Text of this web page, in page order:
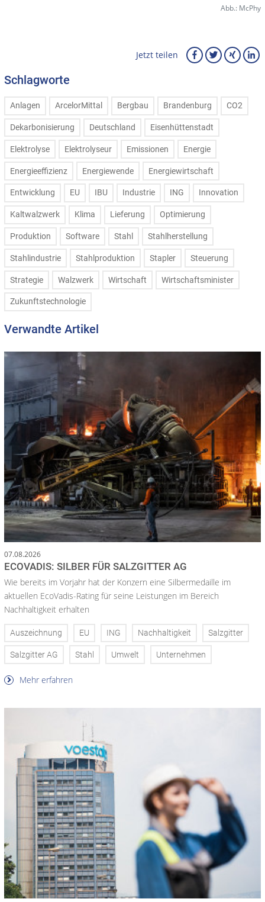
Abb.: McPhy
Jetzt teilen
Schlagworte
Anlagen ArcelorMittal Bergbau Brandenburg CO2
Dekarbonisierung Deutschland Eisenhüttenstadt
Elektrolyse Elektrolyseur Emissionen Energie
Energieeffizienz Energiewende Energiewirtschaft
Entwicklung EU IBU Industrie ING Innovation
Kaltwalzwerk Klima Lieferung Optimierung
Produktion Software Stahl Stahlherstellung
Stahlindustrie Stahlproduktion Stapler Steuerung
Strategie Walzwerk Wirtschaft Wirtschaftsminister
Zukunftstechnologie
Verwandte Artikel
07.08.2026
ECOVADIS: SILBER FÜR SALZGITTER AG
Wie bereits im Vorjahr hat der Konzern eine Silbermedaille im
aktuellen EcoVadis-Rating für seine Leistungen im Bereich
Nachhaltigkeit erhalten
Auszeichnung EU ING Nachhaltigkeit Salzgitter
Salzgitter AG Stahl Umwelt Unternehmen
Mehr erfahren